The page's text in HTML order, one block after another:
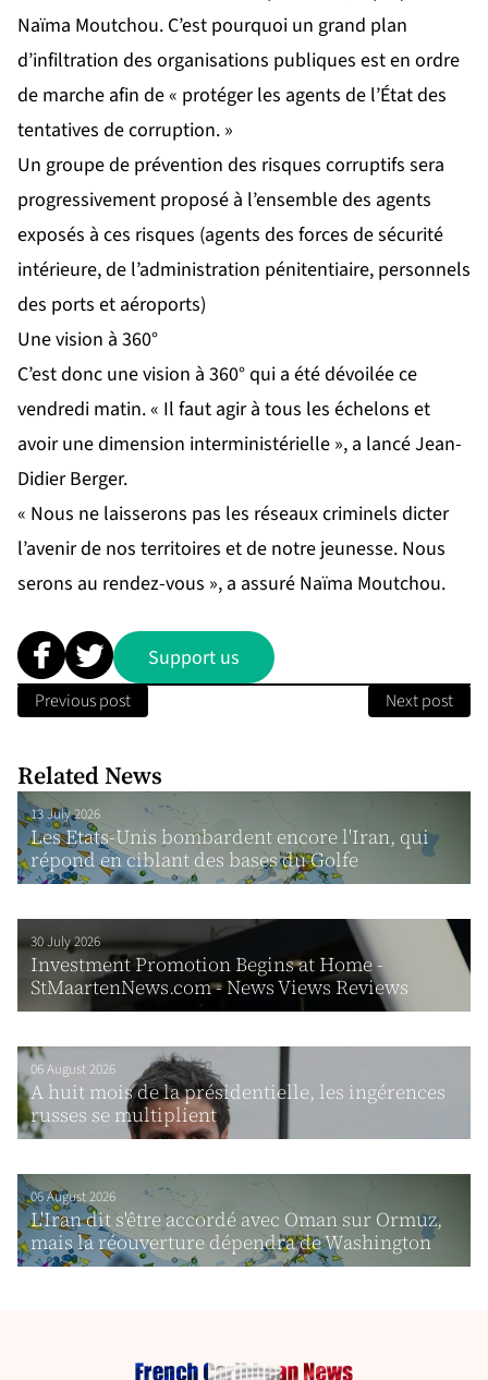
Naïma Moutchou. C’est pourquoi un grand plan
d’infiltration des organisations publiques est en ordre
de marche afin de « protéger les agents de l’État des
tentatives de corruption. »
Un groupe de prévention des risques corruptifs sera
progressivement proposé à l’ensemble des agents
exposés à ces risques (agents des forces de sécurité
intérieure, de l’administration pénitentiaire, personnels
des ports et aéroports)
Une vision à 360°
C’est donc une vision à 360° qui a été dévoilée ce
vendredi matin. « Il faut agir à tous les échelons et
avoir une dimension interministérielle », a lancé Jean-
Didier Berger.
« Nous ne laisserons pas les réseaux criminels dicter
l’avenir de nos territoires et de notre jeunesse. Nous
serons au rendez-vous », a assuré Naïma Moutchou.
Support us
Previous post Next post
Related News
13 July 2026
Les Etats-Unis bombardent encore l'Iran, qui
répond en ciblant des bases du Golfe
30 July 2026
Investment Promotion Begins at Home -
StMaartenNews.com - News Views Reviews
06 August 2026
A huit mois de la présidentielle, les ingérences
russes se multiplient
06 August 2026
L'Iran dit s'être accordé avec Oman sur Ormuz,
mais la réouverture dépendra de Washington